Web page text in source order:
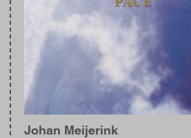
Johan Meijerink